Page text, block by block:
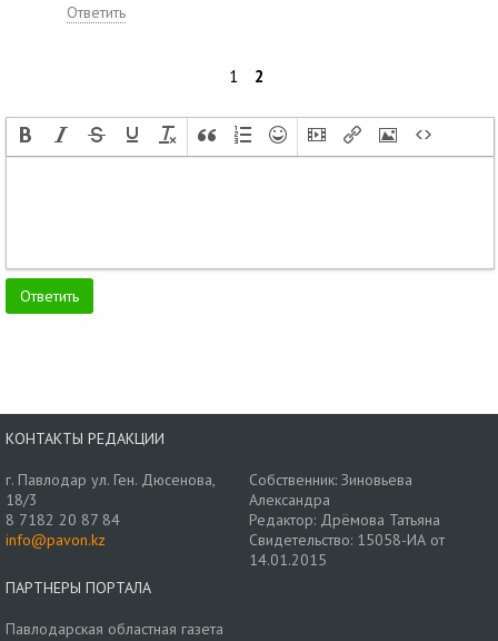
Ответить
1 2
КОНТАКТЫ РЕДАКЦИИ
г. Павлодар ул. Ген. Дюсенова,
18/3
8 7182 20 87 84
info@pavon.kz
Собственник: Зиновьева
Александра
Редактор: Дрёмова Татьяна
Свидетельство: 15058-ИА от
14.01.2015
ПАРТНЕРЫ ПОРТАЛА
Павлодарская областная газета